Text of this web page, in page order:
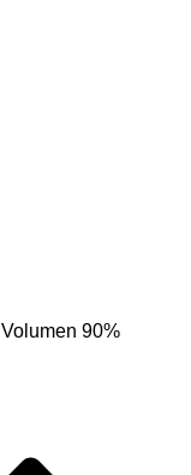
Volumen 90%